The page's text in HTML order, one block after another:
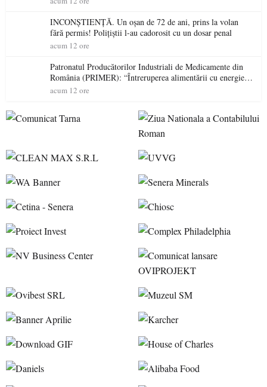
INCONȘTIENȚĂ. Un oșan de 72 de ani, prins la volan
fără permis! Polițiștii l-au cadorosit cu un dosar penal
acum 12 ore
Patronatul Producătorilor Industriali de Medicamente din
România (PRIMER): “Întreruperea alimentării cu energie
electrică a fabricilor de medicamente va pune în pericol
acum 12 ore